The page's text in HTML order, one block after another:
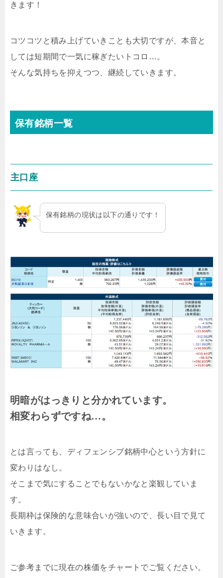
きます！
コツコツと積み上げていきことも大切ですが、本音と
しては短期間で一気に稼ぎたいトコロ…。
そんな気持ちを抑えつつ、継続していきます。
保有銘柄一覧
主口座
保有銘柄の現状は以下の通りです！
明暗がはっきりと分かれています。
相変わらずですね…。
とは言っても、ディフェンシブ銘柄中心という方針に
変わりはなし。
そこまで気にすることでもないかなと楽観していま
す。
長期枠は保険的な意味合いが強いので、長い目で見て
いきます。
ご参考までに現在の株価をチャートでご覧ください。